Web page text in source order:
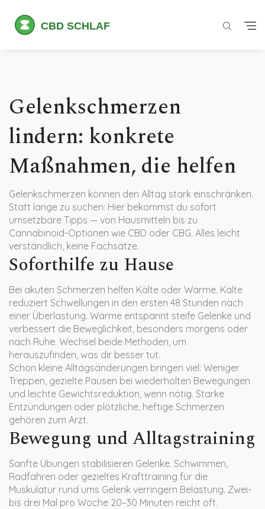
Gelenkschmerzen
lindern: konkrete
Maßnahmen, die helfen
Gelenkschmerzen können den Alltag stark einschränken.
Statt lange zu suchen: Hier bekommst du sofort
umsetzbare Tipps — von Hausmitteln bis zu
Cannabinoid-Optionen wie CBD oder CBG. Alles leicht
verständlich, keine Fachsätze.
Soforthilfe zu Hause
Bei akuten Schmerzen helfen Kälte oder Wärme. Kälte
reduziert Schwellungen in den ersten 48 Stunden nach
einer Überlastung. Wärme entspannt steife Gelenke und
verbessert die Beweglichkeit, besonders morgens oder
nach Ruhe. Wechsel beide Methoden, um
herauszufinden, was dir besser tut.
Schon kleine Alltagsänderungen bringen viel: Weniger
Treppen, gezielte Pausen bei wiederholten Bewegungen
und leichte Gewichtsreduktion, wenn nötig. Starke
Entzündungen oder plötzliche, heftige Schmerzen
gehören zum Arzt.
Bewegung und Alltagstraining
Sanfte Übungen stabilisieren Gelenke. Schwimmen,
Radfahren oder gezieltes Krafttraining für die
Muskulatur rund ums Gelenk verringern Belastung. Zwei-
bis drei Mal pro Woche 20–30 Minuten reicht oft.